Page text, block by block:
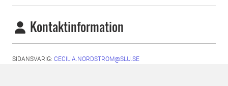
Kontaktinformation
SIDANSVARIG: CECILIA.NORDSTROM@SLU.SE